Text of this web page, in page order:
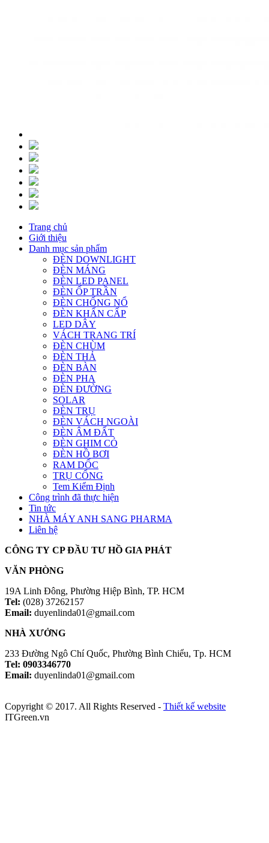
Trang chủ
Giới thiệu
Danh mục sản phẩm
ĐÈN DOWNLIGHT
ĐÈN MÁNG
ĐÈN LED PANEL
ĐÈN ỐP TRẦN
ĐÈN CHỐNG NỔ
ĐÈN KHẨN CẤP
LED DÂY
VÁCH TRANG TRÍ
ĐÈN CHÙM
ĐÈN THẢ
ĐÈN BÀN
ĐÈN PHA
ĐÈN ĐƯỜNG
SOLAR
ĐÈN TRỤ
ĐÈN VÁCH NGOÀI
ĐÈN ÂM ĐẤT
ĐÈN GHIM CỎ
ĐÈN HỒ BƠI
RAM DỐC
TRỤ CỔNG
Tem Kiểm Định
Công trình đã thực hiện
Tin tức
NHÀ MÁY ANH SANG PHARMA
Liên hệ
CÔNG TY CP ĐẦU TƯ HỒ GIA PHÁT
VĂN PHÒNG
19A Linh Đông, Phường Hiệp Bình, TP. HCM
Tel: (028) 37262157
Email: duyenlinda01@gmail.com
NHÀ XƯỞNG
233 Đường Ngô Chí Quốc, Phường Bình Chiểu, Tp. HCM
Tel: 0903346770
Email: duyenlinda01@gmail.com
Copyright © 2017. All Rights Reserved - Thiết kế website
ITGreen.vn